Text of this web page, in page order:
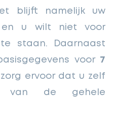
blijft namelijk uw
en u wilt niet voor
staan. Daarnaast
voor 7
ervoor dat u zelf
van de gehele